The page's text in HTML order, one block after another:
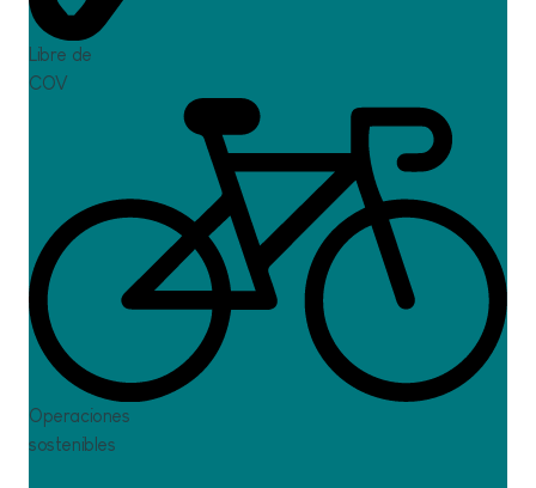
Libre de
COV
Operaciones
sostenibles